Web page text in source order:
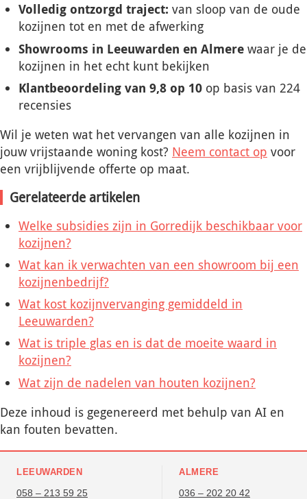
Volledig ontzorgd traject: van sloop van de oude
kozijnen tot en met de afwerking
Showrooms in Leeuwarden en Almere waar je de
kozijnen in het echt kunt bekijken
Klantbeoordeling van 9,8 op 10 op basis van 224
recensies
Wil je weten wat het vervangen van alle kozijnen in
jouw vrijstaande woning kost? Neem contact op voor
een vrijblijvende offerte op maat.
Gerelateerde artikelen
Welke subsidies zijn in Gorredijk beschikbaar voor
kozijnen?
Wat kan ik verwachten van een showroom bij een
kozijnenbedrijf?
Wat kost kozijnvervanging gemiddeld in
Leeuwarden?
Wat is triple glas en is dat de moeite waard in
kozijnen?
Wat zijn de nadelen van houten kozijnen?
Deze inhoud is gegenereerd met behulp van AI en
kan fouten bevatten.
LEEUWARDEN
058 – 213 59 25
ALMERE
036 – 202 20 42